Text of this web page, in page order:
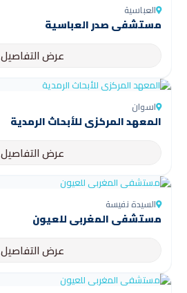
العباسية
مستشفى صدر العباسية
عرض التفاصيل
اسوان
المعهد المركزي للأبحاث الرمدية
عرض التفاصيل
السيدة نفيسة
مستشفى المغربي للعيون
عرض التفاصيل